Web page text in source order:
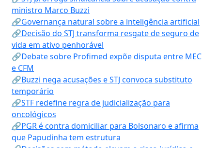
ministro Marco Buzzi
🔗Governança natural sobre a inteligência artificial
🔗Decisão do STJ transforma resgate de seguro de
vida em ativo penhorável
🔗Debate sobre Profimed expõe disputa entre MEC
e CFM
🔗Buzzi nega acusações e STJ convoca substituto
temporário
🔗STF redefine regra de judicialização para
oncológicos
🔗PGR é contra domiciliar para Bolsonaro e afirma
que Papudinha tem estrutura